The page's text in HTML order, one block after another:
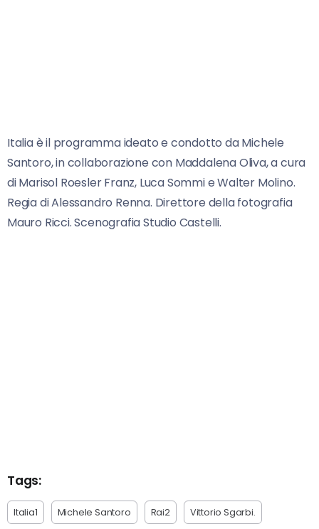
Italia è il programma ideato e condotto da Michele
Santoro, in collaborazione con Maddalena Oliva, a cura
di Marisol Roesler Franz, Luca Sommi e Walter Molino.
Regia di Alessandro Renna. Direttore della fotografia
Mauro Ricci. Scenografia Studio Castelli.
Tags:
Italia1 Michele Santoro Rai2 Vittorio Sgarbi.